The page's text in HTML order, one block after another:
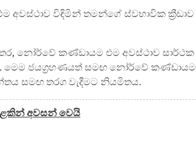
විඳිමින් තමන්ගේ ස්වභාවික ක්‍රීඩාව
නෝර්වේ කණ්ඩායම එම අවස්ථාව සාර්ථක
මෙම ජයග්‍රහණයත් සමඟ නෝර්වේ කණ්ඩායම
සමඟ තරග වැදීමට නියමිතය.
අවසන් වෙයි